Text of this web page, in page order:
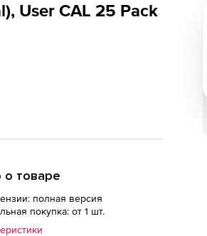
User CAL 25 Pack
о товаре
полная версия
покупка: от 1 шт.